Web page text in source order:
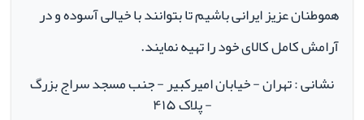
هموطنان عزیز ایرانی باشیم تا بتوانند با خیالی آسوده و در
آرامش کامل کالای خود را تهیه نمایند.
نشانی : تهران - خیابان امیرکبیر - جنب مسجد سراج بزرگ
- پلاک ۴۱۵